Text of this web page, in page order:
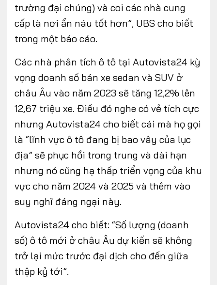
trường đại chúng) và coi các nhà cung
cấp là nơi ẩn náu tốt hơn”, UBS cho biết
trong một báo cáo.
Các nhà phân tích ô tô tại Autovista24 kỳ
vọng doanh số bán xe sedan và SUV ở
châu Âu vào năm 2023 sẽ tăng 12,2% lên
12,67 triệu xe. Điều đó nghe có vẻ tích cực
nhưng Autovista24 cho biết cái mà họ gọi
là “lĩnh vực ô tô đang bị bao vây của lục
địa” sẽ phục hồi trong trung và dài hạn
nhưng nó cũng hạ thấp triển vọng của khu
vực cho năm 2024 và 2025 và thêm vào
suy nghĩ đáng ngại này.
Autovista24 cho biết: “Số lượng (doanh
số) ô tô mới ở châu Âu dự kiến sẽ không
trở lại mức trước đại dịch cho đến giữa
thập kỷ tới”.